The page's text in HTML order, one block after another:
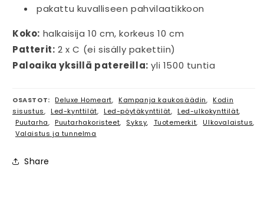
pakattu kuvalliseen pahvilaatikkoon
Koko: halkaisija 10 cm, korkeus 10 cm
Patterit: 2 x C (ei sisälly pakettiin)
Paloaika yksillä patereilla: yli 1500 tuntia
OSASTOT: Deluxe Homeart, Kampanja kaukosäädin,
Kodin
sisustus, Led-kynttilät, Led-pöytäkynttilät, Led-ulkokynttilät,
Puutarha, Puutarhakoristeet, Syksy, Tuotemerkit, Ulkovalaistus,
Valaistus ja tunnelma
Share